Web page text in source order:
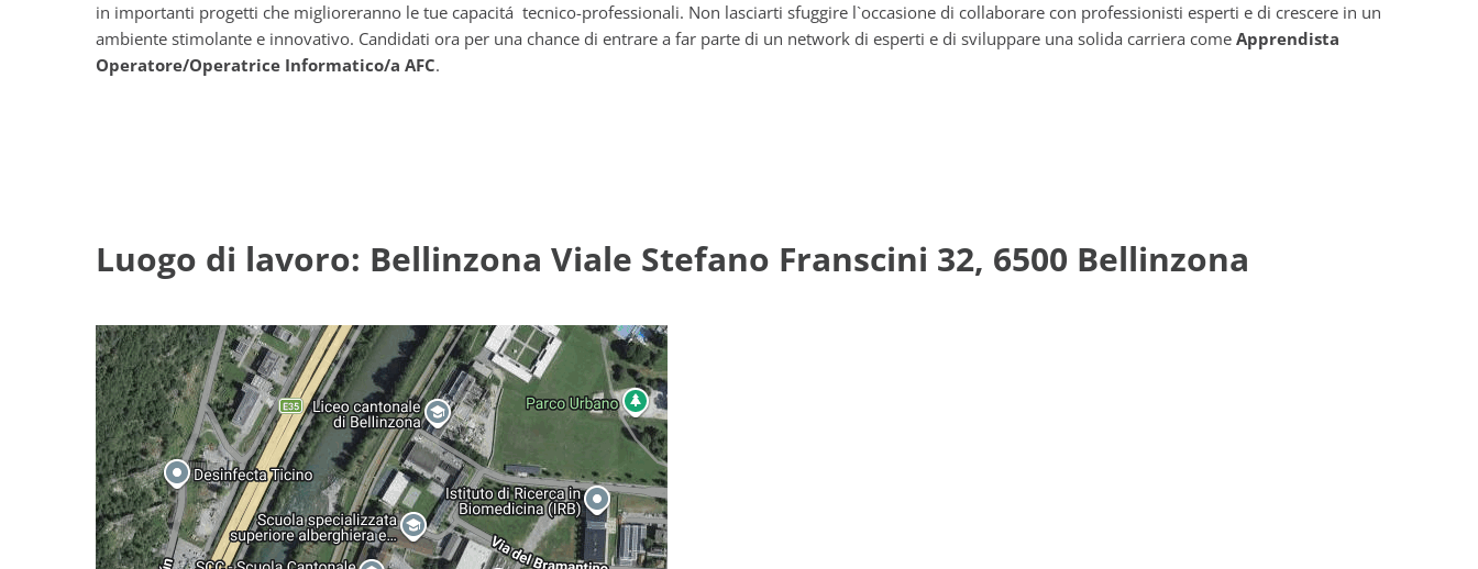
in importanti progetti che miglioreranno le tue capacitá tecnico-professionali. Non lasciarti sfuggire l`occasione di collaborare con professionisti esperti e di crescere in un
ambiente stimolante e innovativo. Candidati ora per una chance di entrare a far parte di un network di esperti e di sviluppare una solida carriera come Apprendista
Operatore/Operatrice Informatico/a AFC.
Luogo di lavoro: Bellinzona Viale Stefano Franscini 32, 6500 Bellinzona